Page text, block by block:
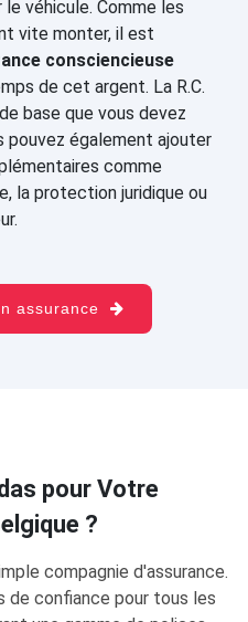
le véhicule. Comme les
vite monter, il est
consciencieuse
de cet argent. La R.C.
base que vous devez
pouvez également ajouter
comme
la protection juridique ou
assurance
pour Votre
?
compagnie d'assurance.
de confiance pour tous les